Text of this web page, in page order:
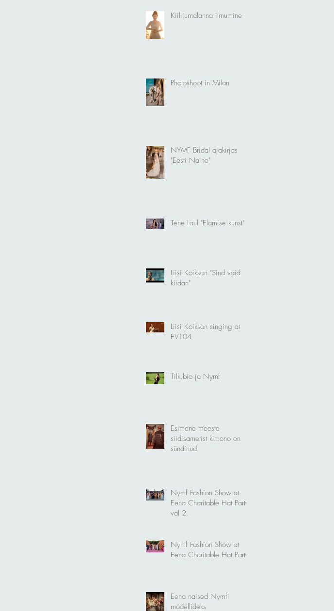
Kiilijumalanna ilmumine
Photoshoot in Milan
NYMF Bridal ajakirjas
"Eesti Naine"
Tene Laul "Elamise kunst"
Liisi Koikson "Sind vaid
kiidan"
Liisi Koikson singing at
EV104
Tilk.bio ja Nymf
Esimene meeste
siidisametist kimono on
sündinud
Nymf Fashion Show at
Eena Charitable Hat Party
vol 2.
Nymf Fashion Show at
Eena Charitable Hat Party.
Eena naised Nymfi
modellideks